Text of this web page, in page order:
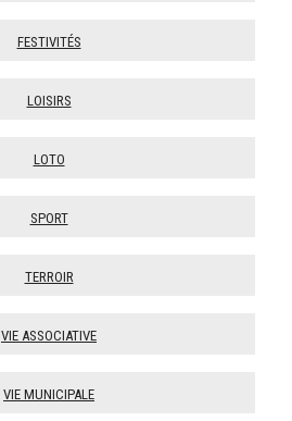
Festivités
Loisirs
Loto
Sport
Terroir
Vie associative
Vie municipale